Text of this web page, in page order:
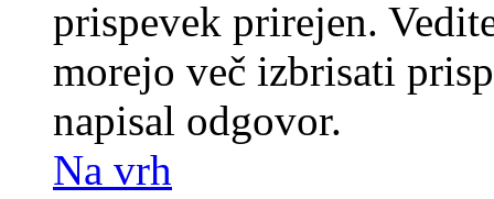
prispevek prirejen.
morejo več izbrisati
napisal odgovor.
Na vrh